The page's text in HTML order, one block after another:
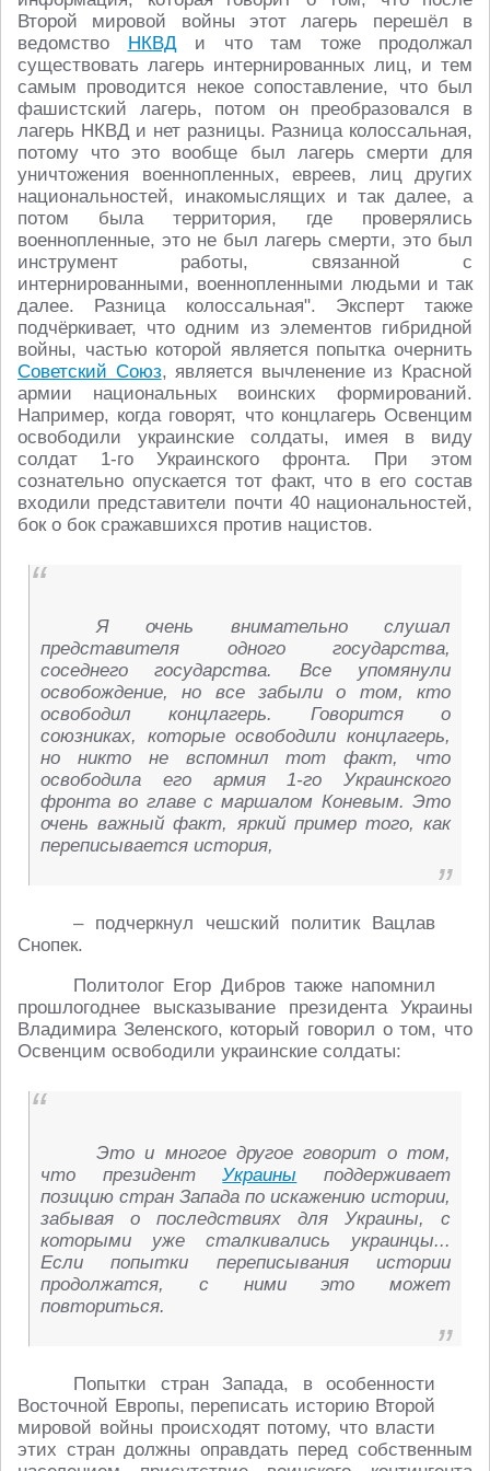
Второй мировой войны этот лагерь перешёл в
ведомство НКВДи что там тоже продолжал
существовать лагерь интернированных лиц, и тем
самым проводится некое сопоставление, что был
фашистский лагерь, потом он преобразовался в
лагерь НКВД и нет разницы. Разница колоссальная,
потому что это вообще был лагерь смерти для
уничтожения военнопленных, евреев, лиц других
национальностей, инакомыслящих и так далее, а
потом была территория, где проверялись
военнопленные, это не был лагерь смерти, это был
инструмент работы, связанной с
интернированными, военнопленными людьми и так
далее. Разница колоссальная". Эксперт также
подчёркивает, что одним из элементов гибридной
войны, частью которой является попытка очернить
Советский Союз, является вычленение из Красной
армии национальных воинских формирований.
Например, когда говорят, что концлагерь Освенцим
освободили украинские солдаты, имея в виду
солдат 1-го Украинского фронта. При этом
сознательно опускается тот факт, что в его состав
входили представители почти 40 национальностей,
бок о бок сражавшихся против нацистов.
Я очень внимательно слушал
представителя одного государства,
соседнего государства. Все упомянули
освобождение, но все забыли о том, кто
освободил концлагерь. Говорится о
союзниках, которые освободили концлагерь,
но никто не вспомнил тот факт, что
освободила его армия 1-го Украинского
фронта во главе с маршалом Коневым. Это
очень важный факт, яркий пример того, как
переписывается история,
– подчеркнул чешский политик Вацлав
Снопек.
Политолог Егор Дибров также напомнил
прошлогоднее высказывание президента Украины
Владимира Зеленского, который говорил о том, что
Освенцим освободили украинские солдаты:
Это и многое другое говорит о том,
что президентУкраины поддерживает
позицию стран Запада по искажению истории,
забывая о последствиях для Украины, с
которыми уже сталкивались украинцы...
Если попытки переписывания истории
продолжатся, с ними это может
повториться.
Попытки стран Запада, в особенности
Восточной Европы, переписать историю Второй
мировой войны происходят потому, что власти
этих стран должны оправдать перед собственным